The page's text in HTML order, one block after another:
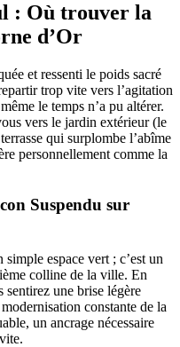
: Où trouver la
d’Or
et ressenti le poids sacré
trop vite vers l’agitation
le temps n’a pu altérer.
vers le jardin extérieur (le
qui surplombe l’abîme
personnellement comme la
Suspendu sur
espace vert ; c’est un
colline de la ville. En
sentirez une brise légère
constante de la
un ancrage nécessaire